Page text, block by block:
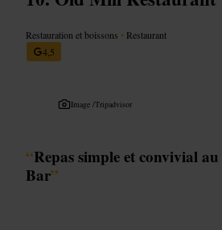
Restauration et boissons • Restaurant
4,5
Image /Tripadvisor
“Repas simple et convivial
Bar”